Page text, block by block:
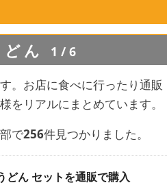
ん 1/6
。お店に食べに行ったり通販
をリアルにまとめています。
で256件見つかりました。
どん セットを通販で購入